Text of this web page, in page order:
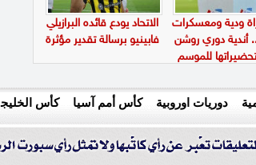
ودية ومعسكرات
أندية دوري روشن
للموسم
الاتحاد يودع قائده البرازيلي
فابينيو برسالة تقدير مؤثرة
دوريات اوروبية كأس أمم آسيا كأس الخليج